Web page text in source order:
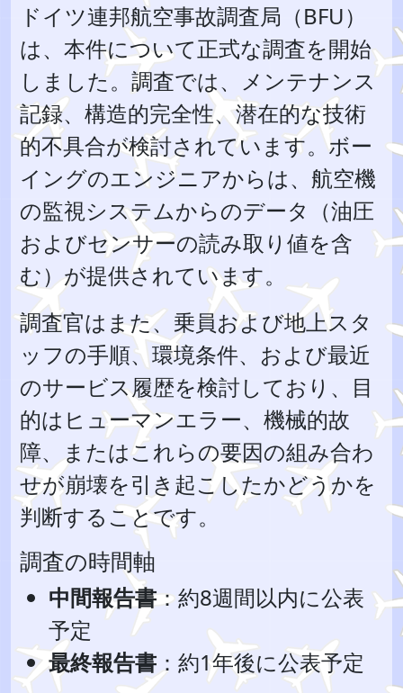
ドイツ連邦航空事故調査局（BFU）
は、本件について正式な調査を開始
しました。調査では、メンテナンス
記録、構造的完全性、潜在的な技術
的不具合が検討されています。ボー
イングのエンジニアからは、航空機
の監視システムからのデータ（油圧
およびセンサーの読み取り値を含
む）が提供されています。
調査官はまた、乗員および地上スタ
ッフの手順、環境条件、および最近
のサービス履歴を検討しており、目
的はヒューマンエラー、機械的故
障、またはこれらの要因の組み合わ
せが崩壊を引き起こしたかどうかを
判断することです。
調査の時間軸
中間報告書：約8週間以内に公表
予定
最終報告書 ：約1年後に公表予定